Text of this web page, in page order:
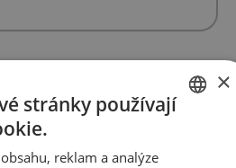
4. ročníku Studuj
×
stránky používají
reklam a analýze